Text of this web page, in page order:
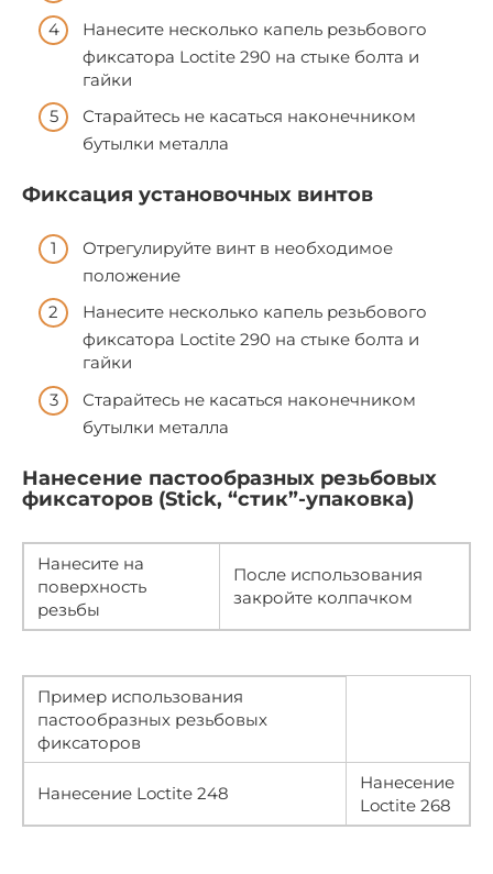
Нанесите несколько капель резьбового
фиксатора Loctite 290 на стыке болта и
гайки
Старайтесь не касаться наконечником
бутылки металла
Фиксация установочных винтов
Отрегулируйте винт в необходимое
положение
Нанесите несколько капель резьбового
фиксатора Loctite 290 на стыке болта и
гайки
Старайтесь не касаться наконечником
бутылки металла
Нанесение пастообразных резьбовых
фиксаторов (Stick, “стик”-упаковка)
Нанесите на
поверхность
резьбы
После использования
закройте колпачком
Пример использования
пастообразных резьбовых
фиксаторов
Нанесение Loctite 248
Нанесение
Loctite 268